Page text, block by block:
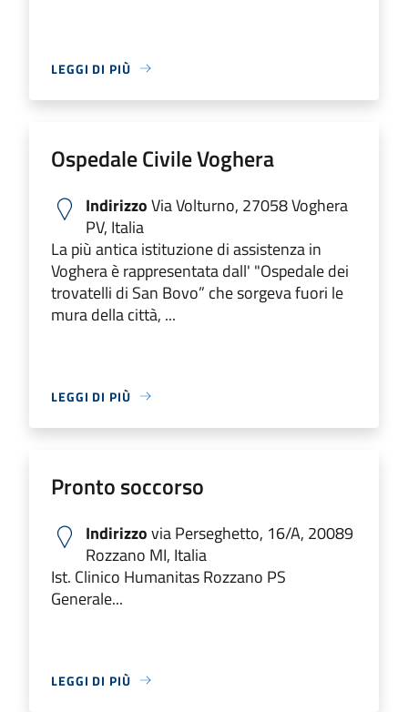
LEGGI DI PIÙ
Ospedale Civile Voghera
IndirizzoVia Volturno, 27058 Voghera
PV, Italia
La più antica istituzione di assistenza in
Voghera è rappresentata dall' "Ospedale dei
trovatelli di San Bovo” che sorgeva fuori le
mura della città, ...
LEGGI DI PIÙ
Pronto soccorso
Indirizzovia Perseghetto, 16/A, 20089
Rozzano MI, Italia
Ist. Clinico Humanitas Rozzano PS
Generale...
LEGGI DI PIÙ